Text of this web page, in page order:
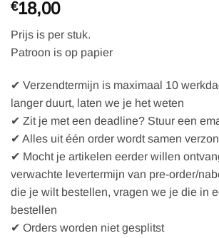
€18,00
Prijs is per stuk.
Patroon is op papier
✔ Verzendtermijn is maximaal 10
langer duurt, laten we je het weten
✔ Zit je met een deadline? Stuur een
✔ Alles uit één order wordt samen
✔ Mocht je artikelen eerder willen
verwachte levertermijn van pre-order/
die je wilt bestellen, vragen we je die in
bestellen
✔ Orders worden niet gesplitst